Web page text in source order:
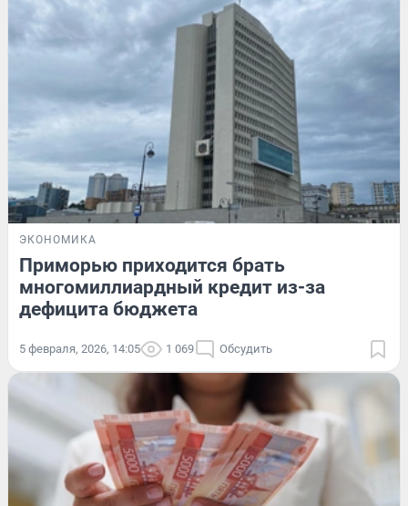
ЭКОНОМИКА
Приморью приходится брать
многомиллиардный кредит из-за
дефицита бюджета
5 февраля, 2026, 14:05 1 069 Обсудить